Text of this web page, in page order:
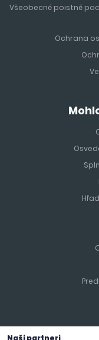
Všeobecné poistné
Ochrana